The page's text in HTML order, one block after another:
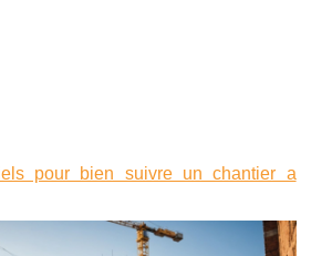
pour bien suivre un chantier a